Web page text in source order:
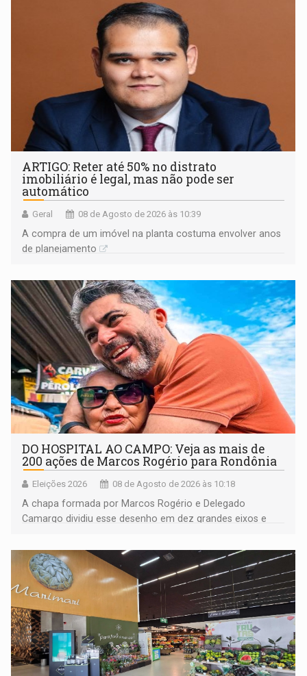
ARTIGO: Reter até 50% no distrato
imobiliário é legal, mas não pode ser
automático
Geral 08 de Agosto de 2026 às 10:39
A compra de um imóvel na planta costuma envolver anos
de planejamento
DO HOSPITAL AO CAMPO: Veja as mais de
200 ações de Marcos Rogério para Rondônia
Eleições 2026 08 de Agosto de 2026 às 10:18
A chapa formada por Marcos Rogério e Delegado
Camargo dividiu esse desenho em dez grandes eixos e